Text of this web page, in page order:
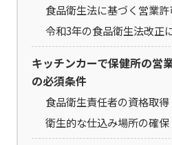
食品衛生法に基づく営業
令和3年の食品衛生法改正
キッチンカーで保健所の営
の必須条件
食品衛生責任者の資格取得
衛生的な仕込み場所の確保